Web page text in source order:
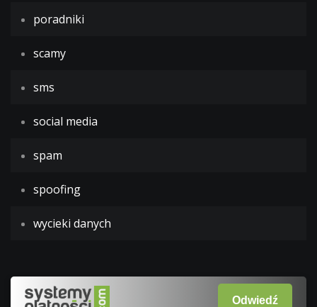
poradniki
scamy
sms
social media
spam
spoofing
wycieki danych
Odwiedź